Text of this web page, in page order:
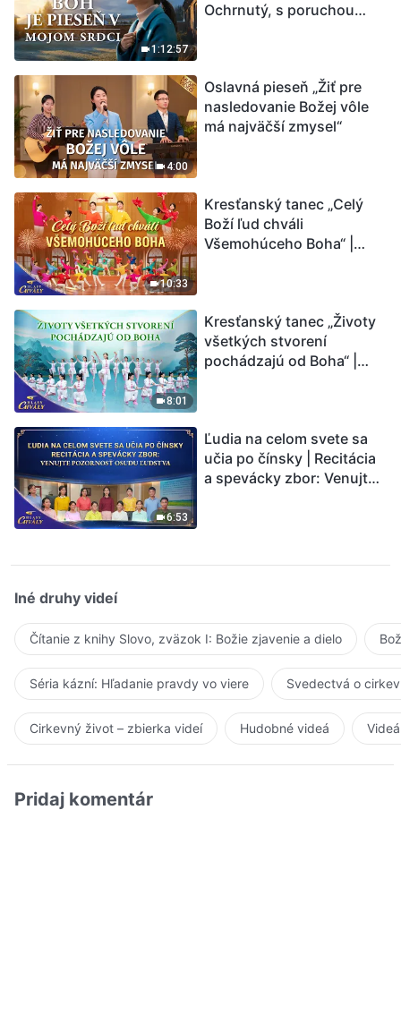
1:12:57
Ochrnutý, s poruchou
4:00
Oslavná pieseň „Žiť pre
nasledovanie Božej vôle
má najväčší zmysel“
10:33
Kresťanský tanec „Celý
Boží ľud chváli
Všemohúceho Boha“ |
8:01
Kresťanský tanec „Životy
všetkých stvorení
pochádzajú od Boha“ |
6:53
Ľudia na celom svete sa
učia po čínsky | Recitácia
a spevácky zbor: Venujte
Iné druhy videí
Čítanie z knihy Slovo, zväzok I: Božie zjavenie a dielo
Séria kázní: Hľadanie pravdy vo viere Svedectvá o
Cirkevný život – zbierka videí Hudobné videá
Pridaj komentár